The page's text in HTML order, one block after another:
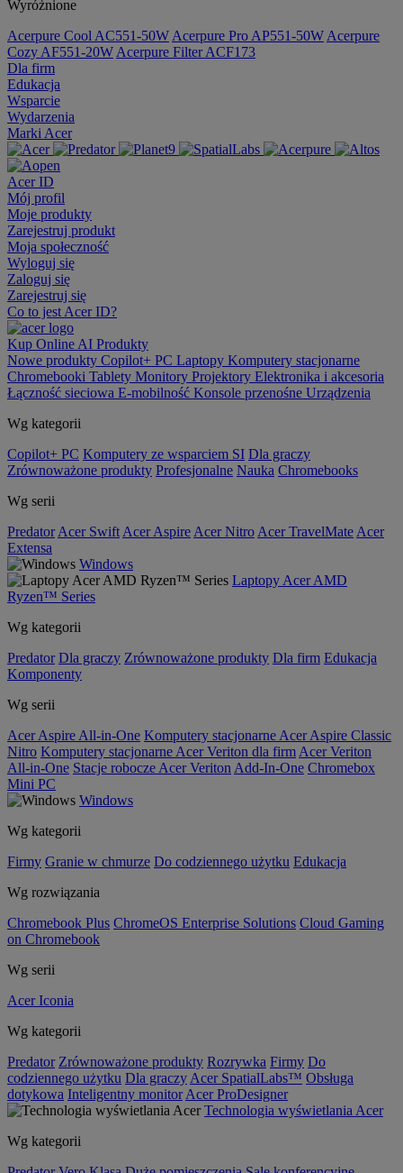
Wyróżnione
Acerpure Cool AC551-50W Acerpure Pro AP551-50W Acerpure
Cozy AF551-20W Acerpure Filter ACF173
Dla firm
Edukacja
Wsparcie
Wydarzenia
Marki Acer
Acer ID
Mój profil
Moje produkty
Zarejestruj produkt
Moja społeczność
Wyloguj się
Zaloguj się
Zarejestruj się
Co to jest Acer ID?
Kup Online AI Produkty
Nowe produkty Copilot+ PC Laptopy Komputery stacjonarne
Chromebooki Tablety Monitory Projektory Elektronika i akcesoria
Łączność sieciowa E-mobilność Konsole przenośne Urządzenia
Wg kategorii
Copilot+ PC Komputery ze wsparciem SI Dla graczy
Zrównoważone produkty Profesjonalne Nauka Chromebooks
Wg serii
Predator Acer Swift Acer Aspire Acer Nitro Acer TravelMate Acer
Extensa
Windows
Laptopy Acer AMD
Ryzen™ Series
Wg kategorii
Predator Dla graczy Zrównoważone produkty Dla firm Edukacja
Komponenty
Wg serii
Acer Aspire All-in-One Komputery stacjonarne Acer Aspire Classic
Nitro Komputery stacjonarne Acer Veriton dla firm Acer Veriton
All-in-One Stacje robocze Acer Veriton Add-In-One Chromebox
Mini PC
Windows
Wg kategorii
Firmy Granie w chmurze Do codziennego użytku Edukacja
Wg rozwiązania
Chromebook Plus ChromeOS Enterprise Solutions Cloud Gaming
on Chromebook
Wg serii
Acer Iconia
Wg kategorii
Predator Zrównoważone produkty Rozrywka Firmy Do
codziennego użytku Dla graczy Acer SpatialLabs™ Obsługa
dotykowa Inteligentny monitor Acer ProDesigner
Technologia wyświetlania Acer
Wg kategorii